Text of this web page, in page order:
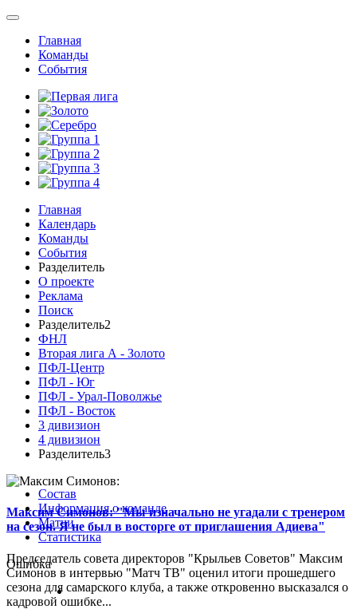
Главная
Команды
События
Главная
Календарь
Команды
События
Разделитель
О проекте
Реклама
Поиск
Разделитель2
ФНЛ
Вторая лига А - Золото
ПФЛ-Центр
ПФЛ - Юг
ПФЛ - Урал-Поволжье
ПФЛ - Восток
3 дивизион
4 дивизион
Разделитель3
Максим Симонов: "Мы изначально не угадали с тренером
на сезон. Я не был в восторге от приглашения Адиева"
Председатель совета директоров "Крыльев Советов" Максим
Симонов в интервью "Матч ТВ" оценил итоги прошедшего
сезона для самарского клуба, а также откровенно высказался о
кадровой ошибке...
Состав
Информация о команде
Матчи
Статистика
Ошибка